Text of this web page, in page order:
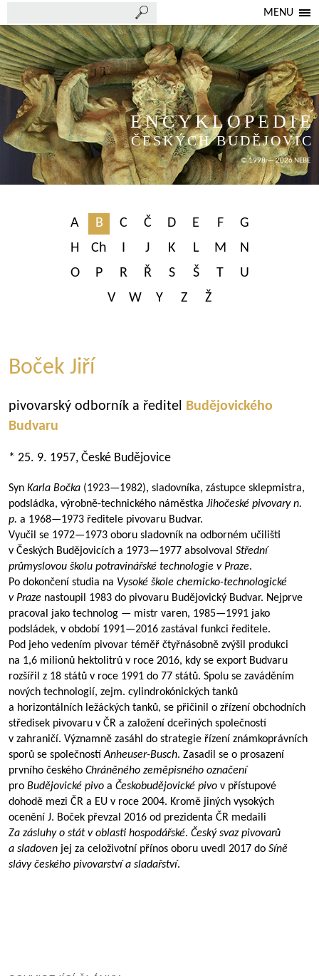
MENU
ENCYKLOPEDIE
ČESKÝCH BUDĚJOVIC
© 1998 — 2026 NEBE
A B C Č D E F
G
H
Ch I J K L M
N
O
P R Ř S Š T
U
V
W Y Z Ž
Boček Jiří
pivovarský odborník a ředitel Budějovického
Budvaru
* 25. 9. 1957, České Budějovice
Syn Karla Bočka (1923—1982), sladovníka, zástupce sklepmistra,
podsládka, výrobně-technického náměstka Jihočeské pivovary n.
p. a 1968—1973 ředitele pivovaru Budvar.
Vyučil se 1972—1973 oboru sladovník na odborném učilišti
v Českých Budějovicích a 1973—1977 absolvoval Střední
průmyslovou školu potravinářské technologie v Praze.
Po dokončení studia na Vysoké škole chemicko-technologické
v Praze nastoupil 1983 do pivovaru Budějovický Budvar. Nejprve
pracoval jako technolog — mistr varen, 1985—1991 jako
podsládek, v období 1991—2016 zastával funkci ředitele.
Pod jeho vedením pivovar téměř čtyřnásobně zvýšil produkci
na 1,6 milionů hektolitrů v roce 2016, kdy se export Budvaru
rozšířil z 18 států v roce 1991 do 77 států. Spolu se zaváděním
nových technologií, zejm. cylindrokónických tanků
a horizontálních ležáckých tanků, se přičinil o zřízení obchodních
středisek pivovaru v ČR a založení dceřiných společností
v zahraničí. Významně zasáhl do strategie řízení známkoprávních
sporů se společnostíAnheuser-Busch. Zasadil se o prosazení
prvního českého Chráněného zeměpisného označení
pro Budějovické pivo a Českobudějovické pivo v přístupové
dohodě mezi ČR a EU v roce 2004. Kromě jiných vysokých
ocenění J. Boček převzal 2016 od prezidenta ČR medaili
Za zásluhy o stát v oblasti hospodářské. Český svaz pivovarů
a sladoven jej za celoživotní přínos oboru uvedl 2017 do Síně
slávy českého pivovarství a sladařství.